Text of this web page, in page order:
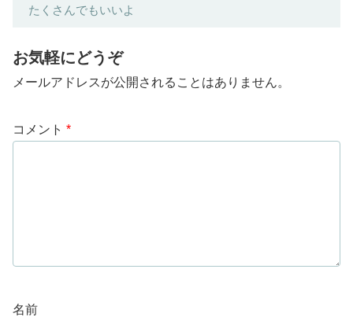
たくさんでもいいよ
お気軽にどうぞ
メールアドレスが公開されることはありません。
コメント *
名前